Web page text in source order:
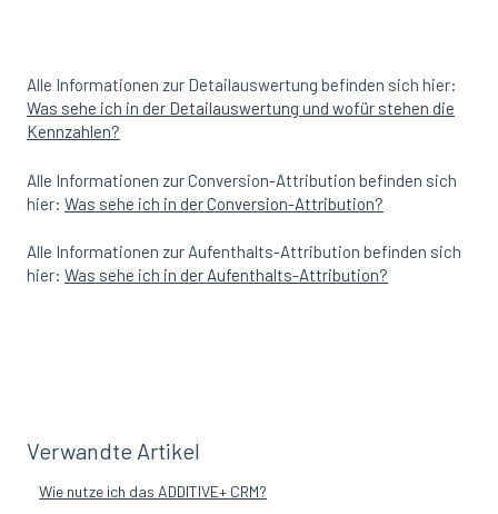
Alle Informationen zur Detailauswertung befinden sich hier:
Was sehe ich in der Detailauswertung und wofür stehen die
Kennzahlen?
Alle Informationen zur Conversion-Attribution befinden sich
hier: Was sehe ich in der Conversion-Attribution?
Alle Informationen zur Aufenthalts-Attribution befinden sich
hier: Was sehe ich in der Aufenthalts-Attribution?
Verwandte Artikel
Wie nutze ich das ADDITIVE+ CRM?